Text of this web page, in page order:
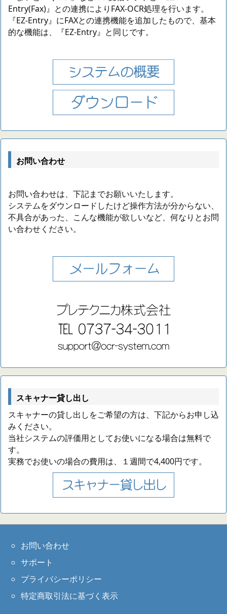
Entry(Fax)』との連携によりFAX-OCR処理を行います。
『EZ-Entry』にFAXとの連携機能を追加したもので、基本
的な機能は、『EZ-Entry』と同じです。
お問い合わせ
お問い合わせは、下記までお願いいたします。
システムをダウンロードしたけど操作方法が分からない、
不具合があった、こんな機能が欲しいなど、何なりとお問
い合わせください。
スキャナー貸し出し
スキャナーの貸し出しをご希望の方は、下記からお申し込
みください。
当社システムの評価用としてお使いになる場合は無料で
す。
実務でお使いの場合の費用は、１週間で4,400円です。
お問い合わせ
サポート
プライバシーポリシー
特定商取引法に基づく表示